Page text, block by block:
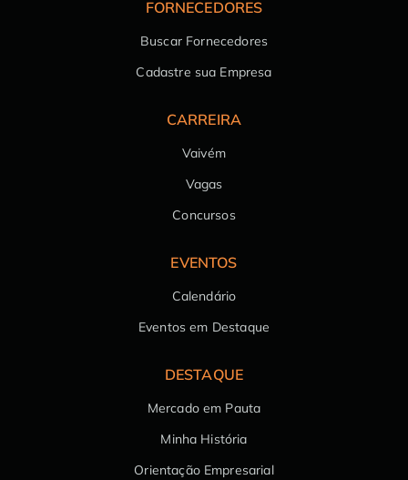
FORNECEDORES
Buscar Fornecedores
Cadastre sua Empresa
CARREIRA
Vaivém
Vagas
Concursos
EVENTOS
Calendário
Eventos em Destaque
DESTAQUE
Mercado em Pauta
Minha História
Orientação Empresarial